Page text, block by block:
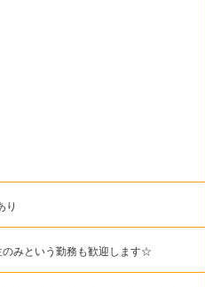
り
みという勤務も歓迎します☆